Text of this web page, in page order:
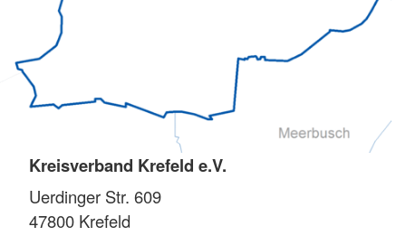
Kreisverband Krefeld e.V.
Uerdinger Str. 609
47800 Krefeld